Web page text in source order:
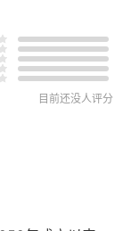
目前还没人评分